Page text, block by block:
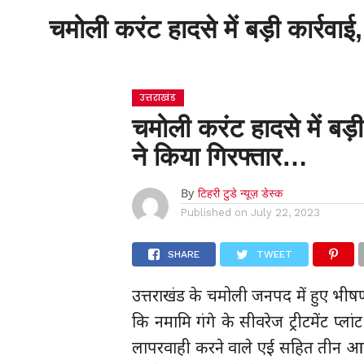
होम
चमोली करंट हादसे में बड़ी
उत्तराखंड
चमोली करंट हादसे में बड़ी
ने किया गिरफ्तार…
By टिहरी टुडे न्यूज़ डेस्क
Published on July 22, 2023
SHARE TWEET
उत्तराखंड के चमोली जनपद में हुए
कि नमामि गंगे के सीवरेज ट्रीटमेंट
लापरवाही करने वाले एई सहित तीन